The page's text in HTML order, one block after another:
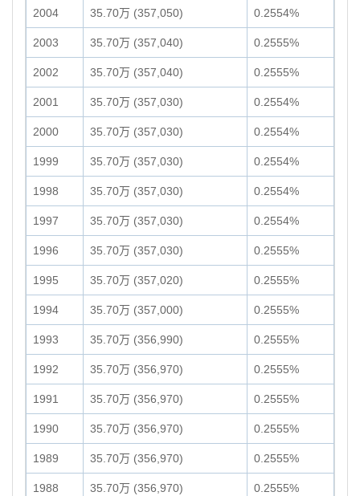
2004 35.70万 (357,050) 0.2554%
2003 35.70万 (357,040) 0.2555%
2002 35.70万 (357,040) 0.2555%
2001 35.70万 (357,030) 0.2554%
2000 35.70万 (357,030) 0.2554%
1999 35.70万 (357,030) 0.2554%
1998 35.70万 (357,030) 0.2554%
1997 35.70万 (357,030) 0.2554%
1996 35.70万 (357,030) 0.2555%
1995 35.70万 (357,020) 0.2555%
1994 35.70万 (357,000) 0.2555%
1993 35.70万 (356,990) 0.2555%
1992 35.70万 (356,970) 0.2555%
1991 35.70万 (356,970) 0.2555%
1990 35.70万 (356,970) 0.2555%
1989 35.70万 (356,970) 0.2555%
1988 35.70万 (356,970) 0.2555%